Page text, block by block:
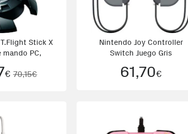
Stick X
mando PC,
€ 70,15€
Nintendo Joy Controller
Switch Juego Gris
61,70€